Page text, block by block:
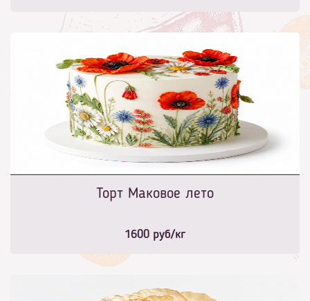
Торт Маковое лето
1600 руб/кг